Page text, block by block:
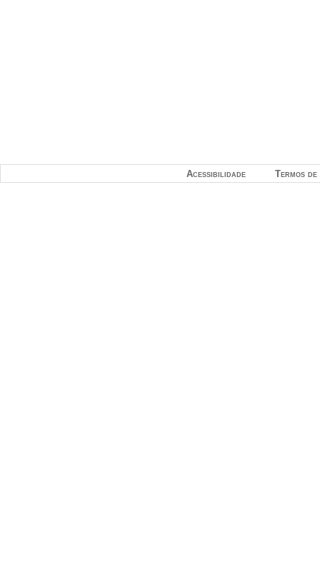
Termos
Acessibilidade